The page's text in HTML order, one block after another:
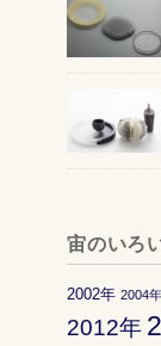
宙のいろ
2002年 2004年
2012年